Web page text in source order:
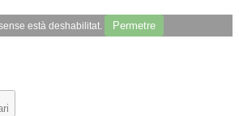
està deshabilitat. Permetre